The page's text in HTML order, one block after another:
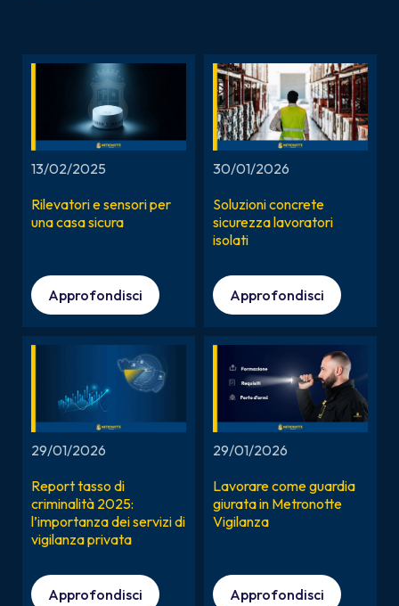
13/02/2025
Rilevatori e sensori per
una casa sicura
Approfondisci
30/01/2026
Soluzioni concrete
sicurezza lavoratori
isolati
Approfondisci
29/01/2026
Report tasso di
criminalità 2025:
l’importanza dei servizi di
vigilanza privata
Approfondisci
29/01/2026
Lavorare come guardia
giurata in Metronotte
Vigilanza
Approfondisci